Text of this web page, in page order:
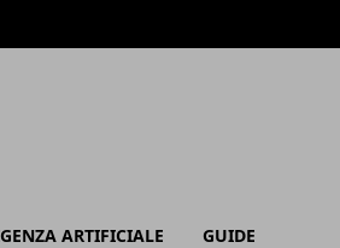
ARTIFICIALE GUIDE